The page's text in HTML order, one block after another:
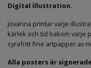
Digital illustration.
Jovanna printar varje
kärlek och tid bakom varje
syrafritt fine artpapper av
Alla posters är signerade